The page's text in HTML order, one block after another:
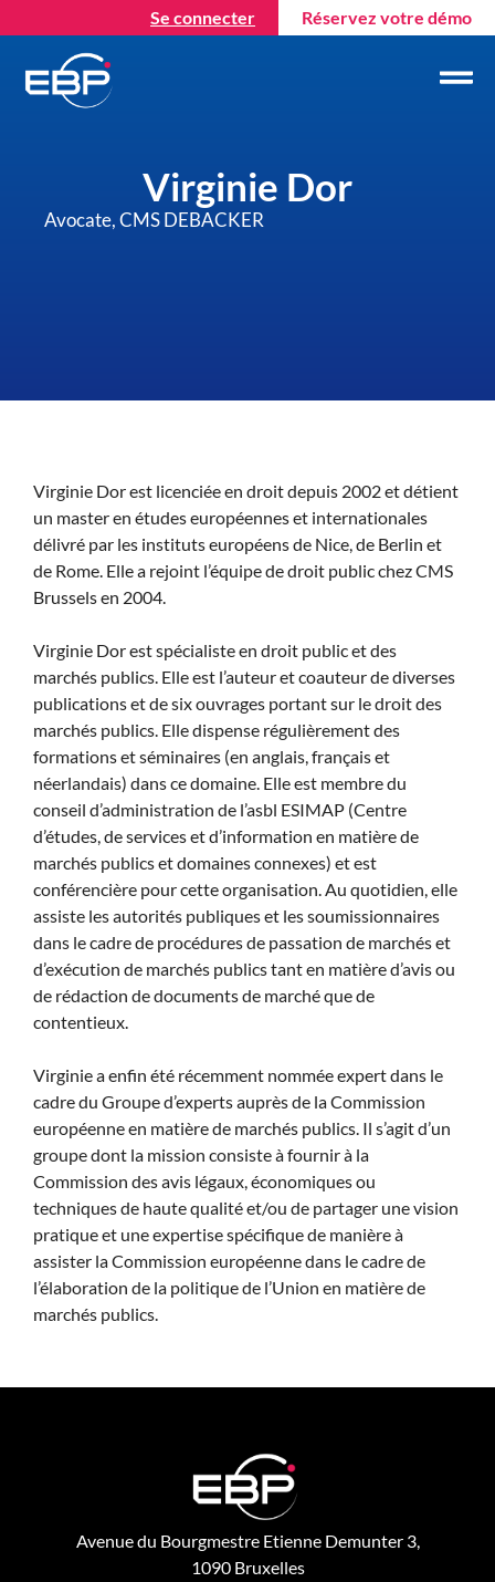
Se connecter Réservez votre démo
Virginie Dor
Avocate, CMS DEBACKER
Virginie Dor est licenciée en droit depuis 2002 et détient
un master en études européennes et internationales
délivré par les instituts européens de Nice, de Berlin et
de Rome. Elle a rejoint l’équipe de droit public chez CMS
Brussels en 2004.
Virginie Dor est spécialiste en droit public et des
marchés publics. Elle est l’auteur et coauteur de diverses
publications et de six ouvrages portant sur le droit des
marchés publics. Elle dispense régulièrement des
formations et séminaires (en anglais, français et
néerlandais) dans ce domaine. Elle est membre du
conseil d’administration de l’asbl ESIMAP (Centre
d’études, de services et d’information en matière de
marchés publics et domaines connexes) et est
conférencière pour cette organisation. Au quotidien, elle
assiste les autorités publiques et les soumissionnaires
dans le cadre de procédures de passation de marchés et
d’exécution de marchés publics tant en matière d’avis ou
de rédaction de documents de marché que de
contentieux.
Virginie a enfin été récemment nommée expert dans le
cadre du Groupe d’experts auprès de la Commission
européenne en matière de marchés publics. Il s’agit d’un
groupe dont la mission consiste à fournir à la
Commission des avis légaux, économiques ou
techniques de haute qualité et/ou de partager une vision
pratique et une expertise spécifique de manière à
assister la Commission européenne dans le cadre de
l’élaboration de la politique de l’Union en matière de
marchés publics.
Avenue du Bourgmestre Etienne Demunter 3,
1090 Bruxelles